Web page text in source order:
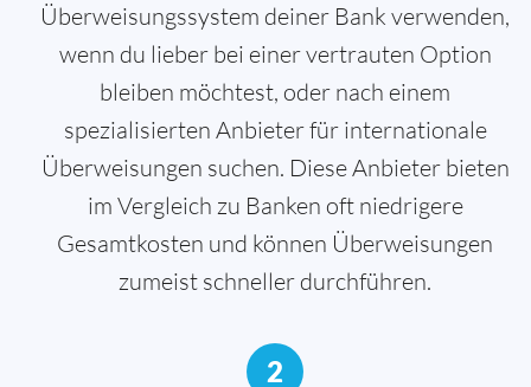
Überweisungssystem deiner Bank verwenden,
wenn du lieber bei einer vertrauten Option
bleiben möchtest, oder nach einem
spezialisierten Anbieter für internationale
Überweisungen suchen. Diese Anbieter bieten
im Vergleich zu Banken oft niedrigere
Gesamtkosten und können Überweisungen
zumeist schneller durchführen.
2